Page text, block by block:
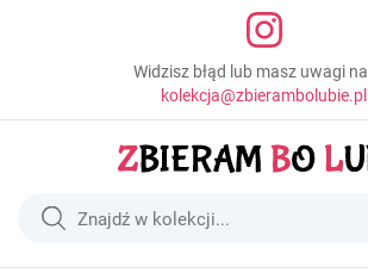
Widzisz błąd lub masz uwagi
kolekcja@zbierambolubie.pl